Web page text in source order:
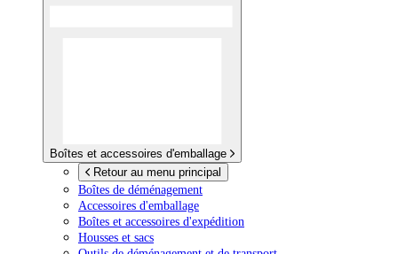
Boîtes et accessoires d'emballage
Retour au menu principal
Boîtes de déménagement
Accessoires d'emballage
Boîtes et accessoires d'expédition
Housses et sacs